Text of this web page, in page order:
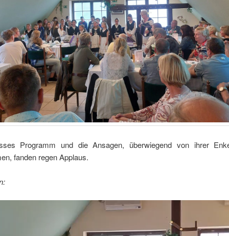
Programm und die Ansagen, überwiegend von ihrer
fanden regen Applaus.